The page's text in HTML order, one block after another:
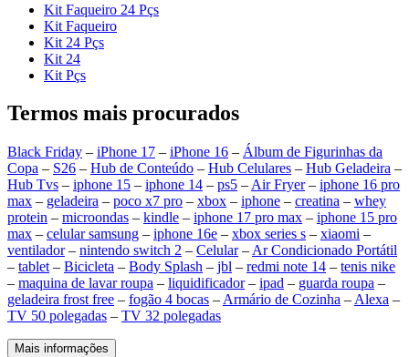
Kit Faqueiro 24 Pçs
Kit Faqueiro
Kit 24 Pçs
Kit 24
Kit Pçs
Termos mais procurados
Black Friday – iPhone 17 – iPhone 16 – Álbum de Figurinhas da
Copa – S26 – Hub de Conteúdo – Hub Celulares – Hub Geladeira –
Hub Tvs – iphone 15 – iphone 14 – ps5 – Air Fryer– iphone 16 pro
max – geladeira – poco x7 pro – xbox – iphone – creatina – whey
protein – microondas – kindle – iphone 17 pro max – iphone 15 pro
max – celular samsung – iphone 16e – xbox series s – xiaomi –
ventilador– nintendo switch 2 – Celular– Ar Condicionado Portátil
– tablet – Bicicleta – Body Splash – jbl – redmi note 14 – tenis nike
– maquina de lavar roupa – liquidificador– ipad – guarda roupa –
geladeira frost free – fogão 4 bocas – Armário de Cozinha – Alexa –
TV 50 polegadas – TV 32 polegadas
Mais informações